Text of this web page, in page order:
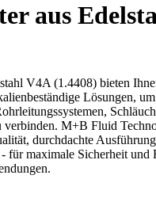
aus
V4A (1.4408) bieten
Lösungen,
verbinden. M+B Fluid
durchdachte
für maximale Sicherheit und